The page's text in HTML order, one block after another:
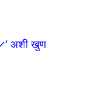
अशी खुण